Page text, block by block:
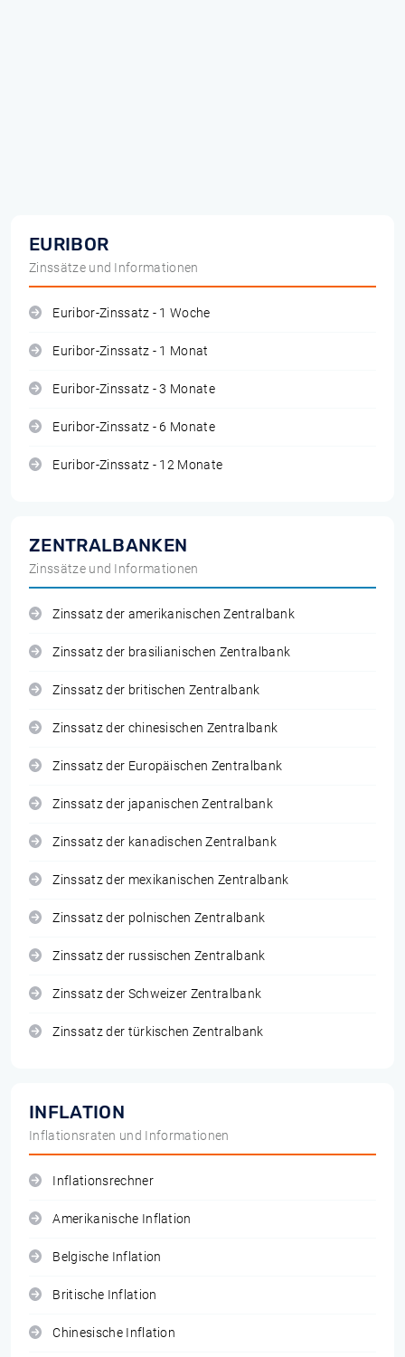
EURIBOR
Zinssätze und Informationen
Euribor-Zinssatz - 1 Woche
Euribor-Zinssatz - 1 Monat
Euribor-Zinssatz - 3 Monate
Euribor-Zinssatz - 6 Monate
Euribor-Zinssatz - 12 Monate
ZENTRALBANKEN
Zinssätze und Informationen
Zinssatz der amerikanischen Zentralbank
Zinssatz der brasilianischen Zentralbank
Zinssatz der britischen Zentralbank
Zinssatz der chinesischen Zentralbank
Zinssatz der Europäischen Zentralbank
Zinssatz der japanischen Zentralbank
Zinssatz der kanadischen Zentralbank
Zinssatz der mexikanischen Zentralbank
Zinssatz der polnischen Zentralbank
Zinssatz der russischen Zentralbank
Zinssatz der Schweizer Zentralbank
Zinssatz der türkischen Zentralbank
INFLATION
Inflationsraten und Informationen
Inflationsrechner
Amerikanische Inflation
Belgische Inflation
Britische Inflation
Chinesische Inflation